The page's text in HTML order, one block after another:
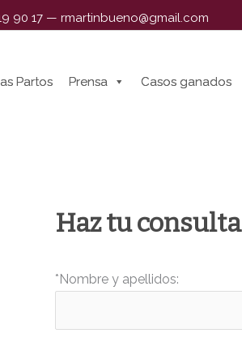
90 17 — rmartinbueno@gmail.com
Partos Prensa Casos ganados
Partos Prensa Casos ganados
Haz tu consulta
*Nombre y apellidos: